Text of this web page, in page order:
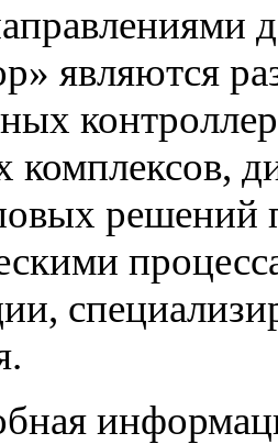
являются
комплексов,
решений